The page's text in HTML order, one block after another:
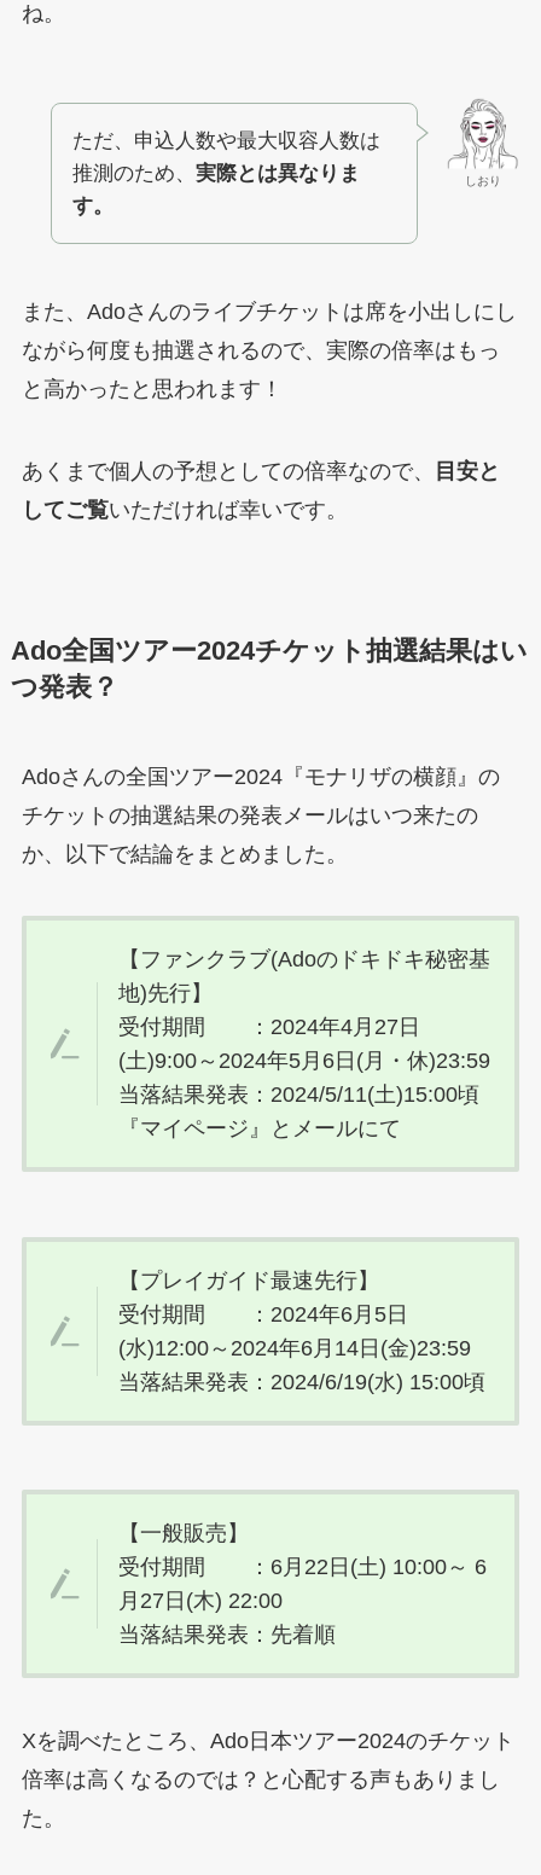
ね。
しおり
ただ、申込人数や最大収容人数は
推測のため、 実際とは異なりま
す。
また、Adoさんのライブチケットは席を小出しにし
ながら何度も抽選されるので、実際の倍率はもっ
と高かったと思われます！
あくまで個人の予想としての倍率なので、
目安と
してご覧いただければ幸いです。
Ado全国ツアー2024チケット抽選結果はい
つ発表？
Adoさんの全国ツアー2024『モナリザの横顔』の
チケットの抽選結果の発表メールはいつ来たの
か、以下で結論をまとめました。
【ファンクラブ(Adoのドキドキ秘密基
地)先行】
受付期間 ：2024年4月27日
(土)9:00～2024年5月6日(月・休)23:59
当落結果発表：2024/5/11(土)15:00頃
『マイページ』とメールにて
【プレイガイド最速先行】
受付期間 ：2024年6月5日
(水)12:00～2024年6月14日(金)23:59
当落結果発表：2024/6/19(水) 15:00頃
【一般販売】
受付期間 ：6月22日(土) 10:00～ 6
月27日(木) 22:00
当落結果発表：先着順
Xを調べたところ、Ado日本ツアー2024のチケット
倍率は高くなるのでは？と心配する声もありまし
た。